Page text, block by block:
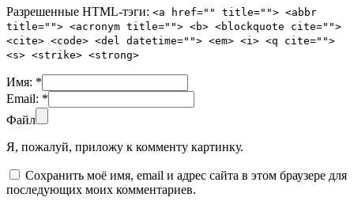
Разрешенные HTML-тэги: <a href="" title=""> <abbr
title=""> <acronym title=""> <b> <blockquote cite="">
<cite> <code> <del datetime=""> <em> <i> <q cite="">
<s> <strike> <strong>
Имя: *
Email: *
Файл
Я, пожалуй, приложу к комменту картинку.
Сохранить моё имя, email и адрес сайта в этом браузере для
последующих моих комментариев.